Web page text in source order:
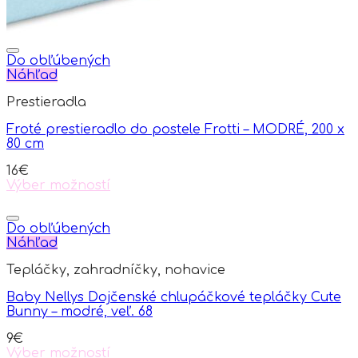
Do obľúbených
Náhľad
Prestieradla
Froté prestieradlo do postele Frotti – MODRÉ, 200 x
80 cm
16€
Výber možností
product
has
multiple
The
may
be
on
Do obľúbených
Náhľad
Tepláčky, zahradníčky, nohavice
Baby Nellys Dojčenské chlupáčkové tepláčky Cute
Bunny – modré, veľ. 68
9€
Výber možností